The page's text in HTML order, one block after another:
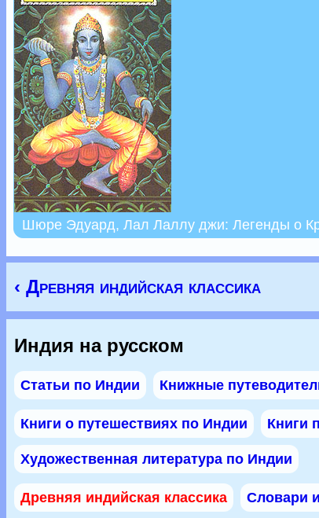
Шюре Эдуард, Лал Лаллу джи: Легенды о
‹ Древняя индийская классика
Индия на русском
Статьи по Индии Книжные
Книги о путешествиях по Индии Книги
Художественная литература по Индии
Древняя индийская классика Словари